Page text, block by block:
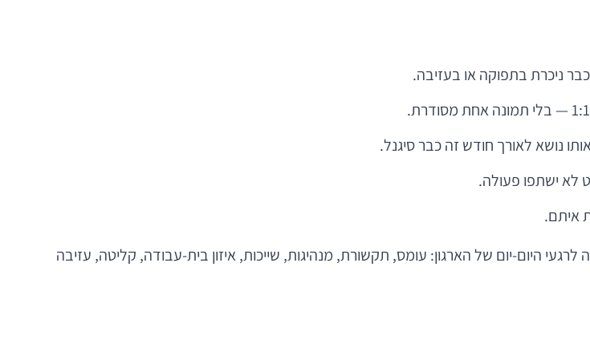
ניכרת בתפוקה או בעזיבה.
נושא לאורך חודש זה כבר סיגנל.
לא ישתפו פעולה.
איתם.
היום-יום של הארגון: עומס, תקשורת, מנהיגות, שייכות, איזון בית-עבודה, קליטה, עזיבה